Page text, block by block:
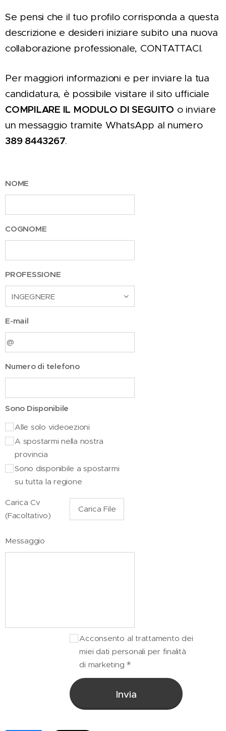
Se pensi che il tuo profilo corrisponda a questa
descrizione e desideri iniziare subito una nuova
collaborazione professionale, CONTATTACI.
Per maggiori informazioni e per inviare la tua
candidatura, è possibile visitare il sito ufficiale
COMPILARE IL MODULO DI SEGUITO o inviare
un messaggio tramite WhatsApp al numero
389 8443267.
NOME
COGNOME
PROFESSIONE
E-mail
Numero di telefono
Sono Disponibile
Alle solo videoezioni
A spostarmi nella nostra
provincia
Sono disponibile a spostarmi
su tutta la regione
Carica Cv
(Facoltativo)
Carica File
Messaggio
Acconsento al trattamento dei
miei dati personali per finalità
di marketing
Invia